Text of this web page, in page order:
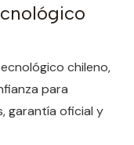
chileno,
para
garantía oficial y